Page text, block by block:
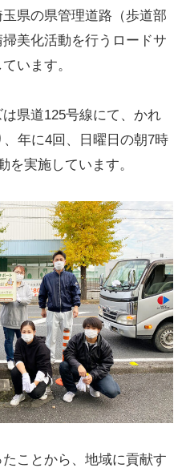
県の県管理道路（歩道部
美化活動を行うロードサ
います。
県道125号線にて、かれ
年に4回、日曜日の朝7時
を実施しています。
ことから、地域に貢献す